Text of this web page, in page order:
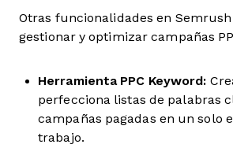
Otras funcionalidades en
gestionar y optimizar campañas
Herramienta PPC Keyword:
perfecciona listas de palabras
campañas pagadas en un solo
trabajo.